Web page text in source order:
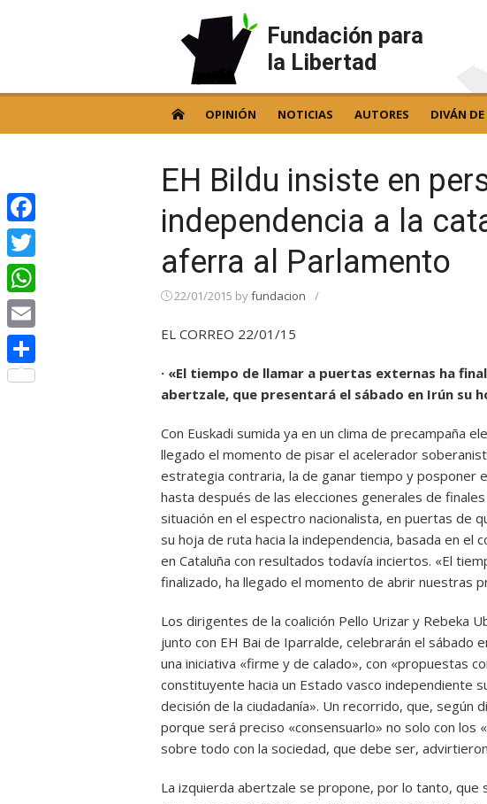
Fundación para
la Libertad
OPINIÓN NOTICIAS AUTORES DIVÁN DE
EH Bildu insiste en
independencia a la
aferra al Parlamento
22/01/2015 byfundacion /
EL CORREO 22/01/15
· «El tiempo de llamar a puertas externas ha
abertzale, que presentará el sábado en Irún su
Con Euskadi sumida ya en un clima de precampaña
llegado el momento de pisar el acelerador
estrategia contraria, la de ganar tiempo y posponer
hasta después de las elecciones generales de
situación en el espectro nacionalista, en puertas de
su hoja de ruta hacia la independencia, basada en el
en Cataluña con resultados todavía inciertos. «El
finalizado, ha llegado el momento de abrir nuestras
Los dirigentes de la coalición Pello Urizar y Rebeka
junto con EH Bai de Iparralde, celebrarán el sábado
una iniciativa «firme y de calado», con «propuestas
constituyente hacia un Estado vasco independiente
decisión de la ciudadanía». Un recorrido, que, según
porque será preciso «consensuarlo» no solo con los
sobre todo con la sociedad, que debe ser,
La izquierda abertzale se propone, por lo tanto, que
Facebook
Twitter
WhatsApp
Email
Compartir